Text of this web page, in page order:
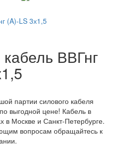
(A)-LS 3х1,5
ВВГнг
партии силового кабеля
по выгодной цене! Кабель в
в Москве и Санкт-Петербурге.
вопросам обращайтесь к